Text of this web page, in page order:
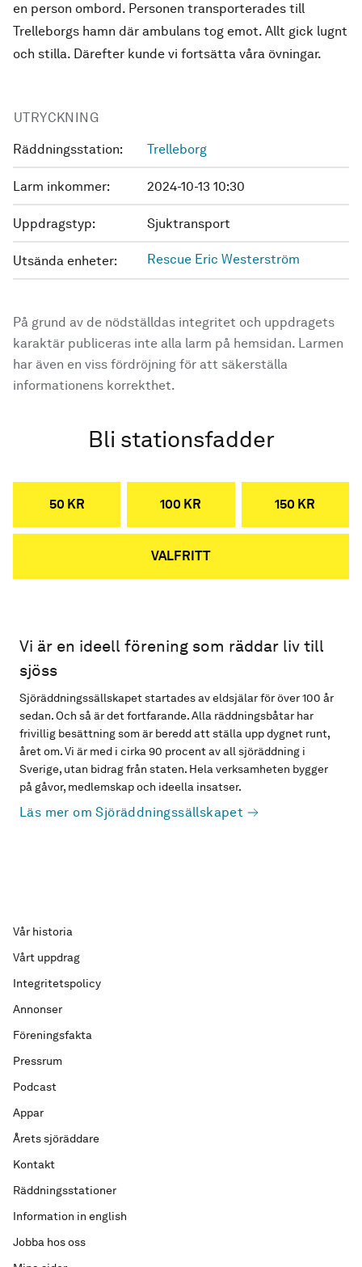
en person ombord. Personen transporterades till
Trelleborgs hamn där ambulans tog emot. Allt gick lugnt
och stilla. Därefter kunde vi fortsätta våra övningar.
UTRYCKNING
Räddningsstation: Trelleborg
Larm inkommer: 2024-10-13 10:30
Uppdragstyp: Sjuktransport
Utsända enheter: Rescue Eric Westerström
På grund av de nödställdas integritet och uppdragets
karaktär publiceras inte alla larm på hemsidan. Larmen
har även en viss fördröjning för att säkerställa
informationens korrekthet.
Bli stationsfadder
50 KR 100 KR 150 KR
VALFRITT
Vi är en ideell förening som räddar liv till
sjöss
Sjöräddningssällskapet startades av eldsjälar för över 100 år
sedan. Och så är det fortfarande. Alla räddningsbåtar har
frivillig besättning som är beredd att ställa upp dygnet runt,
året om. Vi är med i cirka 90 procent av all sjöräddning i
Sverige, utan bidrag från staten. Hela verksamheten bygger
på gåvor, medlemskap och ideella insatser.
Läs mer om Sjöräddningssällskapet
Vår historia
Vårt uppdrag
Integritetspolicy
Annonser
Föreningsfakta
Pressrum
Podcast
Appar
Årets sjöräddare
Kontakt
Räddningsstationer
Information in english
Jobba hos oss